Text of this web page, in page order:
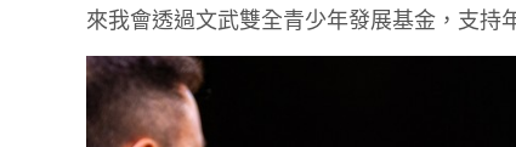
來我會透過文武雙全青少年發展基金，支持